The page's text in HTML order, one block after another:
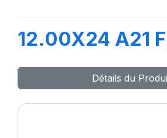
12.00X24 A21
Détails du